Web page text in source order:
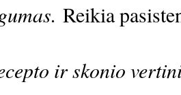
Reikia
ir skonio